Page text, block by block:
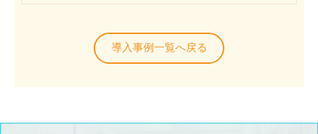
導入事例一覧へ戻る